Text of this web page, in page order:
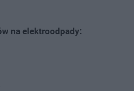
na elektroodpady: